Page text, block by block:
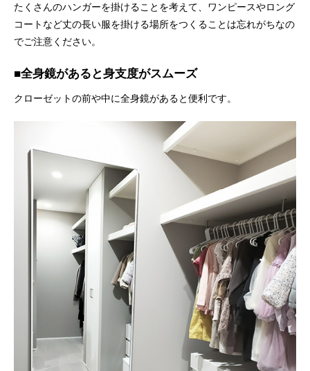
たくさんのハンガーを掛けることを考えて、ワンピースやロング
コートなど丈の長い服を掛ける場所をつくることは忘れがちなの
でご注意ください。
■全身鏡があると身支度がスムーズ
クローゼットの前や中に全身鏡があると便利です。